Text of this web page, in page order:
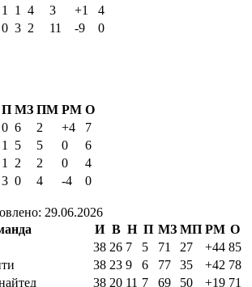
1 1 4 3 +1
4
0 3 2 11 -9
0
П МЗ ПМ РМ О
0 6 2 +4
7
1 5 5 0
6
1 2 2 0
4
3 0 4 -4
0
29.06.2026
И В Н П МЗ МП РМ О
38 26 7 5 71 27 +44 85
38 23 9 6 77 35 +42 78
38 20 11 7 69 50 +19 71